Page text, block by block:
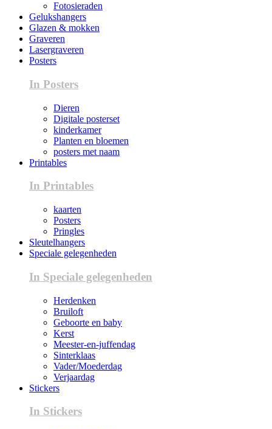
Fotosieraden
Gelukshangers
Glazen & mokken
Graveren
Lasergraveren
Posters
In Posters
Dieren
Digitale posterset
kinderkamer
Planten en bloemen
posters met naam
Printables
In Printables
kaarten
Posters
Pringles
Sleutelhangers
Speciale gelegenheden
In Speciale gelegenheden
Herdenken
Bruiloft
Geboorte en baby
Kerst
Meester-en-juffendag
Sinterklaas
Vader/Moederdag
Verjaardag
Stickers
In Stickers